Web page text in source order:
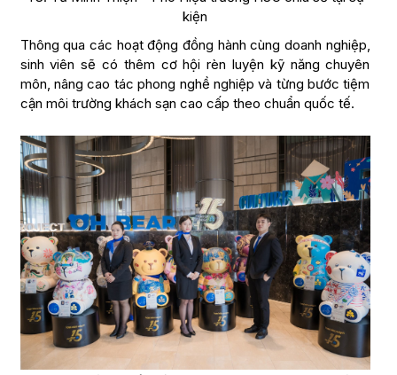
kiện
Thông qua các hoạt động đồng hành cùng doanh nghiệp,
sinh viên sẽ có thêm cơ hội rèn luyện kỹ năng chuyên
môn, nâng cao tác phong nghề nghiệp và từng bước tiệm
cận môi trường khách sạn cao cấp theo chuẩn quốc tế.